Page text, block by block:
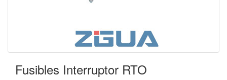
Fusibles Interruptor RTO